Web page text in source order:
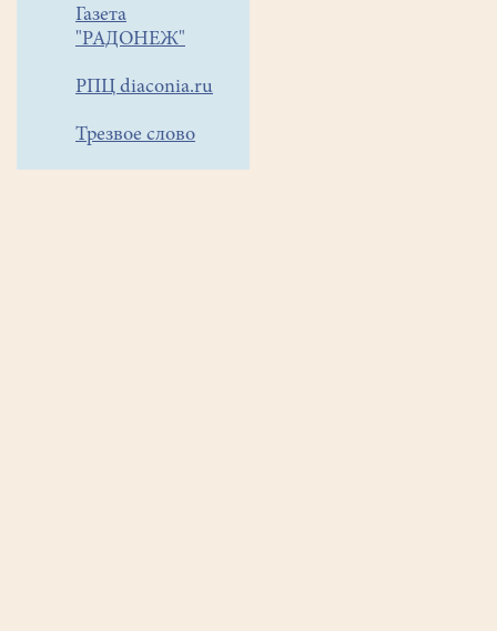
Газета
"РАДОНЕЖ"
РПЦ diaconia.ru
Трезвое слово